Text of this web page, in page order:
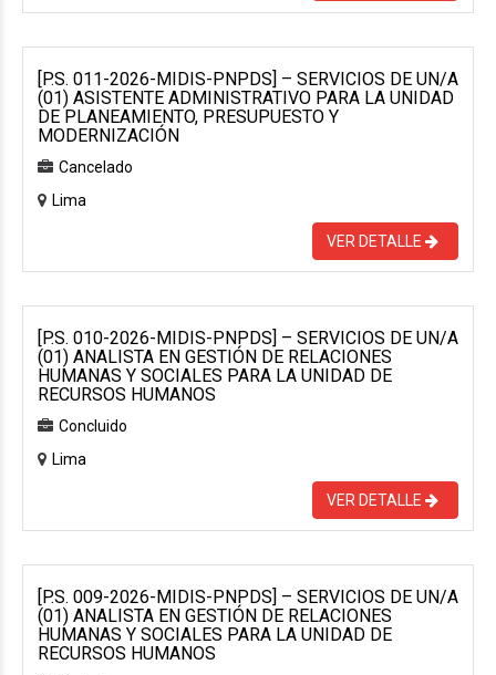
[P.S. 011-2026-MIDIS-PNPDS] – SERVICIOS DE UN/A
(01) ASISTENTE ADMINISTRATIVO PARA LA UNIDAD
DE PLANEAMIENTO, PRESUPUESTO Y
MODERNIZACIÓN
Cancelado
Lima
VER DETALLE
[P.S. 010-2026-MIDIS-PNPDS] – SERVICIOS DE UN/A
(01) ANALISTA EN GESTIÓN DE RELACIONES
HUMANAS Y SOCIALES PARA LA UNIDAD DE
RECURSOS HUMANOS
Concluido
Lima
VER DETALLE
[P.S. 009-2026-MIDIS-PNPDS] – SERVICIOS DE UN/A
(01) ANALISTA EN GESTIÓN DE RELACIONES
HUMANAS Y SOCIALES PARA LA UNIDAD DE
RECURSOS HUMANOS